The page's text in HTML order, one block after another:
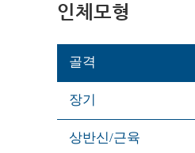
인체모형
골격
장기
상반신/근육